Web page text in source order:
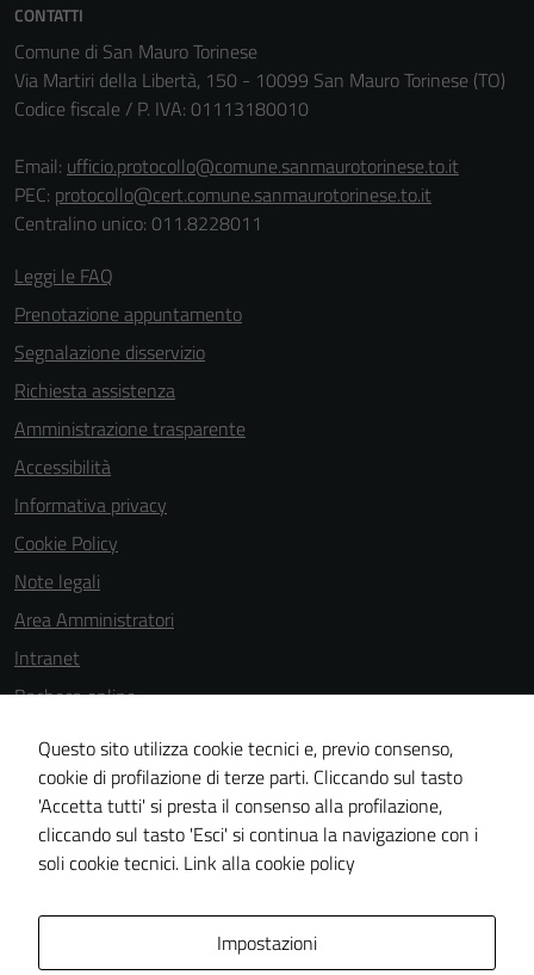
CONTATTI
Comune di San Mauro Torinese
Via Martiri della Libertà, 150 - 10099 San Mauro Torinese (TO)
Codice fiscale / P. IVA: 01113180010
Email: ufficio.protocollo@comune.sanmaurotorinese.to.it
PEC: protocollo@cert.comune.sanmaurotorinese.to.it
Centralino unico: 011.8228011
Leggi le FAQ
Prenotazione appuntamento
Segnalazione disservizio
Richiesta assistenza
Amministrazione trasparente
Accessibilità
Informativa privacy
Cookie Policy
Note legali
Area Amministratori
Intranet
Bacheca online
Dichiarazione di accessibilità
Dichiarazione di accessibilità e modalità di segnalazioni di non
conformità
Piano di miglioramento del sito
Questo sito utilizza cookie tecnici e, previo consenso,
cookie di profilazione di terze parti. Cliccando sul tasto
'Accetta tutti' si presta il consenso alla profilazione,
cliccando sul tasto 'Esci' si continua la navigazione con i
soli cookie tecnici. Link alla cookie policy
Impostazioni